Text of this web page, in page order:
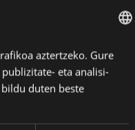
NAN eta izen-
BASQUE
SPANISH
aztertzeko. Gure
eta analisi-
duten beste